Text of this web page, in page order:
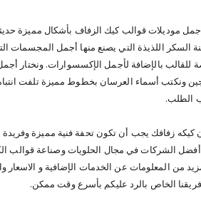
أجمل موديلات قوالب كيك الزفاف بأشكال مميزة
السكر اللذيذة التي يصنع منها أجمل المجسمات
بالإضافة لأجمل الإكسسوارات. ونختار أجمل
ونكتب أسماء العرسان بخطوط مميزة تلفت
الطلب.
كيكه زفافك يجب أن تكون تحفة فنية مميزة
الشركات في مجال الحلويات وصناعة قوالب
من المعلومات عن الخدمات الإضافية و الاسعار
الخاص بالرد عليكم بأسرع وقت ممكن.